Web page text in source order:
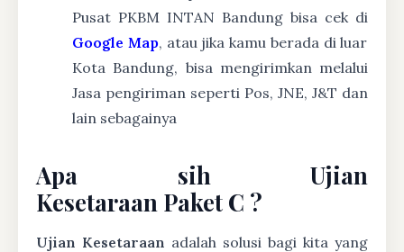
Pusat PKBM INTAN Bandung bisa cek di
Google Map, atau jika kamu berada di luar
Kota Bandung, bisa mengirimkan melalui
Jasa pengiriman seperti Pos, JNE, J&T dan
lain sebagainya
Apa sih Ujian
Kesetaraan Paket C ?
Ujian Kesetaraan adalah solusi bagi kita yang